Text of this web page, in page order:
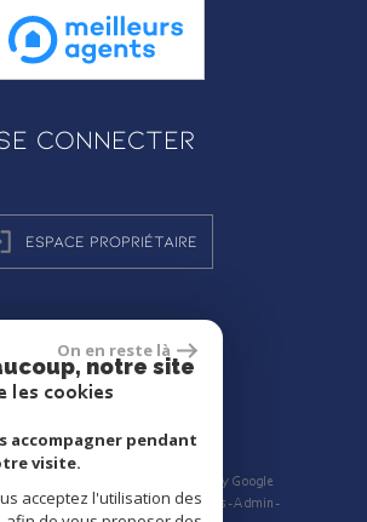
connecter
Espace propriétaire
réalisé par
droits réservés | Traduction powered by Google
légales Nos honoraires Liens Admin
On en reste là
notre site
les cookies
accompagner pendant
visite.
acceptez l'utilisation des